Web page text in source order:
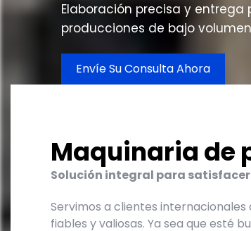
Elaboración precisa y
producciones de bajo
Envíe Su Consulta Ahora
Maquinaria de
Solución integral para
Servimos a clientes internacionales
fiables y valiosas. Ya sea que esté